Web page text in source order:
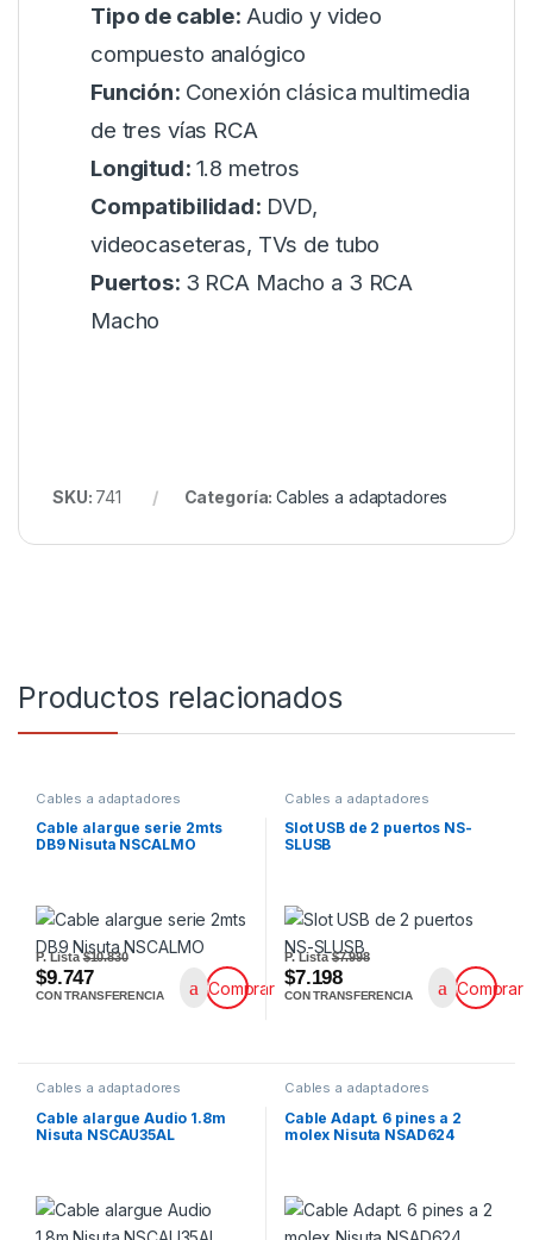
Tipo de cable: Audio y video
compuesto analógico
Función: Conexión clásica multimedia
de tres vías RCA
Longitud: 1.8 metros
Compatibilidad: DVD,
videocaseteras, TVs de tubo
Puertos: 3 RCA Macho a 3 RCA
Macho
SKU: 741 Categoría:Cables a adaptadores
Productos relacionados
Cables a adaptadores
Cable alargue serie 2mts
DB9 Nisuta NSCALMO
P. Lista$10.830
$9.747
CON TRANSFERENCIA Comprar
Cables a adaptadores
Slot USB de 2 puertos NS-
SLUSB
P. Lista$7.998
$7.198
CON TRANSFERENCIA Comprar
Cables a adaptadores
Cable alargue Audio 1.8m
Nisuta NSCAU35AL
Cables a adaptadores
Cable Adapt. 6 pines a 2
molex Nisuta NSAD624